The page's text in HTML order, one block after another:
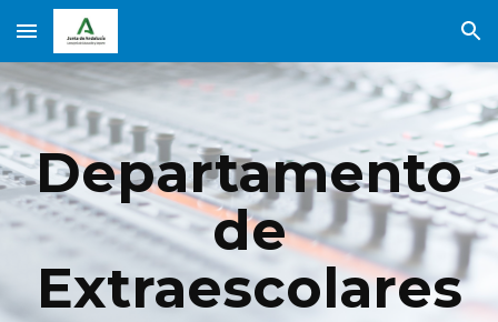
Skip to main content Skip to navigation
Departamento
de
Extraescolares